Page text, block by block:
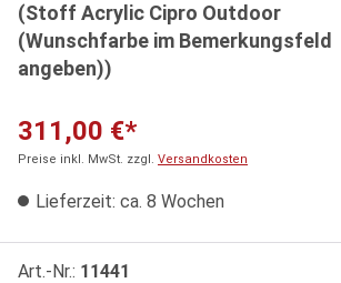
(Stoff Acrylic Cipro Outdoor
(Wunschfarbe im Bemerkungsfeld
angeben))
311,00 €*
Preise inkl. MwSt. zzgl. Versandkosten
Lieferzeit: ca. 8 Wochen
Art.-Nr.: 11441